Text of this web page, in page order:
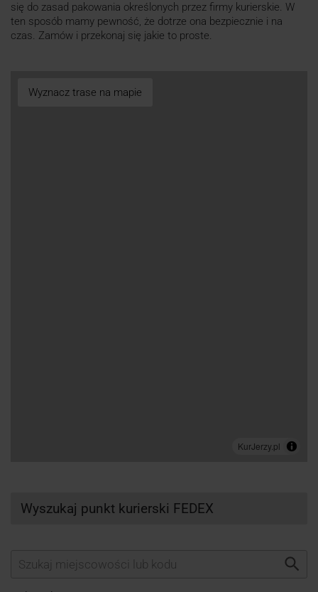
się do zasad pakowania określonych przez firmy kurierskie. W
ten sposób mamy pewność, że dotrze ona bezpiecznie i na
czas. Zamów i przekonaj się jakie to proste.
Wyznacz trase na mapie
Wyszukaj punkt kurierski FEDEX